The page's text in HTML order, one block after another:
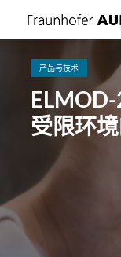
产品与技术
受限环